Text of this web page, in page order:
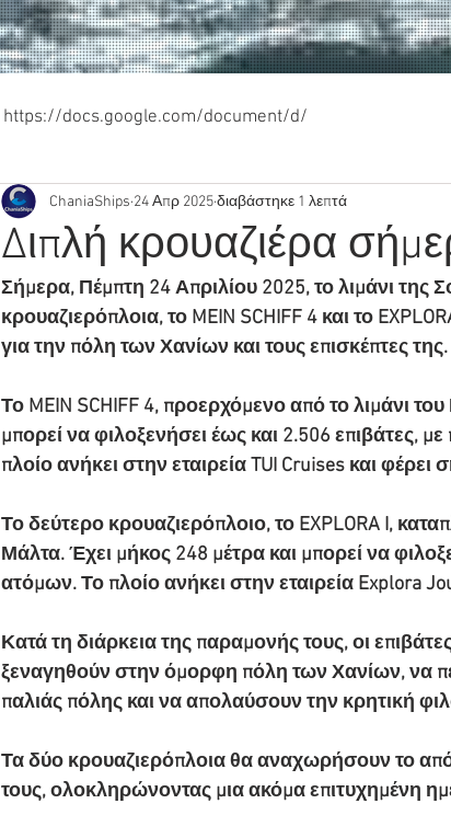
https://docs.google.com/document/d/
Διπλή κρουαζιέρα
ChaniaShips 24 Απρ 2025διαβάστηκε 1 λεπτά
Σήμερα, Πέμπτη 24 Απριλίου 2025, το λιμάνι της
κρουαζιερόπλοια, το MEIN SCHIFF 4 και το
για την πόλη των Χανίων και τους επισκέπτες της.
Το MEIN SCHIFF 4, προερχόμενο από το λιμάνι
μπορεί να φιλοξενήσει έως και 2.506 επιβάτες,
πλοίο ανήκει στην εταιρεία TUI Cruises και φέρει
Το δεύτερο κρουαζιερόπλοιο, το EXPLORA I,
Μάλτα. Έχει μήκος 248 μέτρα και μπορεί να
ατόμων. Το πλοίο ανήκει στην εταιρεία Explora
Κατά τη διάρκεια της παραμονής τους, οι
ξεναγηθούν στην όμορφη πόλη των Χανίων, να
παλιάς πόλης και να απολαύσουν την κρητική
Τα δύο κρουαζιερόπλοια θα αναχωρήσουν το
τους, ολοκληρώνοντας μια ακόμα επιτυχημένη